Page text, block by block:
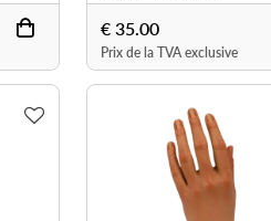
€ 35.00
Prix de la TVA exclusive